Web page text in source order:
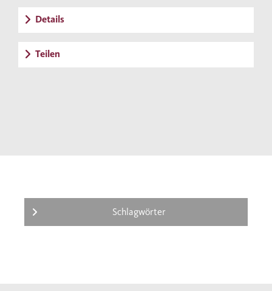
Details
Teilen
Schlagwörter